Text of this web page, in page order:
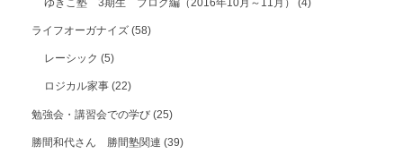
ライフオーガナイズ(58)
レーシック(5)
ロジカル家事(22)
勉強会・講習会での学び(25)
勝間和代さん 勝間塾関連(39)